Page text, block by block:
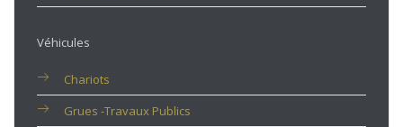
Véhicules
Chariots
Grues -travaux Publics